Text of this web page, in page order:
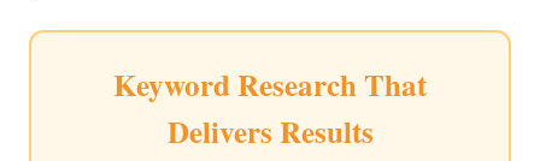
Keyword Research That
Delivers Results